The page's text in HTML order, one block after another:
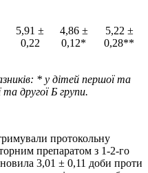
5,91 ±
0,22
4,86 ±
0,12*
5,22 ±
0,28**
* у дітей першої та
другої Б групи.
протокольну
препаратом з 1-2-го
3,01 ± 0,11 доби проти